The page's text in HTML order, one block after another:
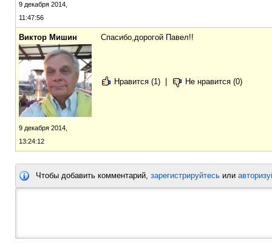
9 декабря 2014,
11:47:56
Виктор Мишин
9 декабря 2014,
13:24:12
Спасибо,дорогой Павел!!
Нравится (1) Не нравится (0)
Чтобы добавить комментарий, зарегистрируйтесь или